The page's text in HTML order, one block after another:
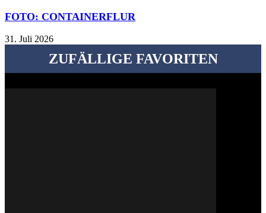
FOTO: CONTAINERFLUR
31. Juli 2026
ZUFÄLLIGE FAVORITEN